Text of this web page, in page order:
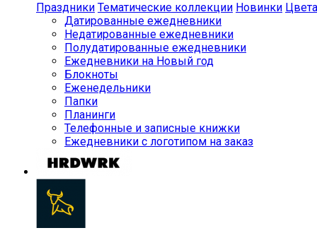
Праздники Тематические коллекции Новинки Цвета
Датированные ежедневники
Недатированные ежедневники
Полудатированные ежедневники
Ежедневники на Новый год
Блокноты
Еженедельники
Папки
Планинги
Телефонные и записные книжки
Ежедневники с логотипом на заказ